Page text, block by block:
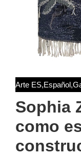
Arte ES,Español,
Sophia
como